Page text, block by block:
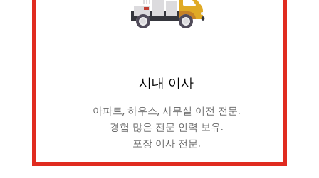
시내 이사
아파트, 하우스, 사무실 이전 전문.
경험 많은 전문 인력 보유.
포장 이사 전문.